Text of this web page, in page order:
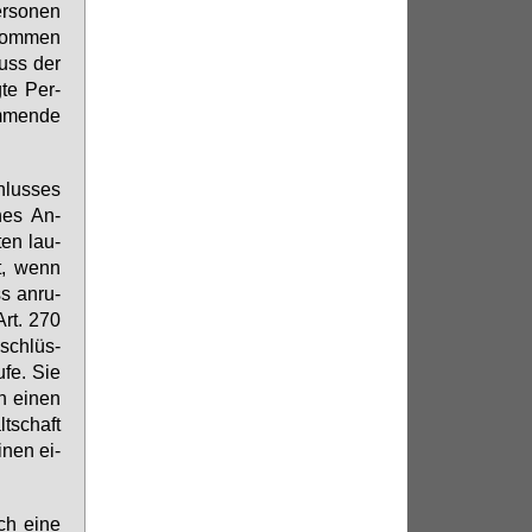
der
Per­
An­
lau­
wenn
an­ru­
270
Sie
ei­nen
ei­
ei­ne